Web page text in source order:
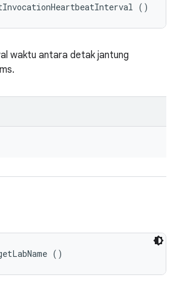
()
waktu antara detak jantung
()